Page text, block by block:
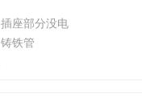
座部分没电
铁管